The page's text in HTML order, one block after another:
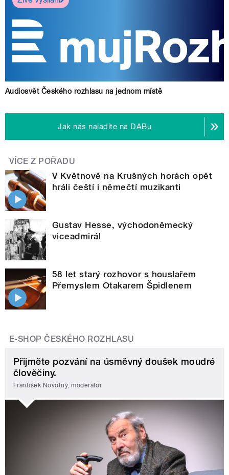
Audiosvět Českého rozhlasu na jednom místě
Jak nás naladíte na DABu
VÍCE Z POŘADU
V Květnově na Krušných horách opět
hráli čeští i němečtí muzikanti
Gustav Hesse, východoněmecký
viceadmirál
58 let starý rozhovor s houslařem
Přemyslem Otakarem Špidlenem
E-SHOP ČESKÉHO ROZHLASU
Přijměte pozvání na úsměvný doušek moudré
člověčiny.
František Novotný, moderátor